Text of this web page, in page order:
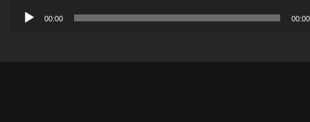
00:00 00:00